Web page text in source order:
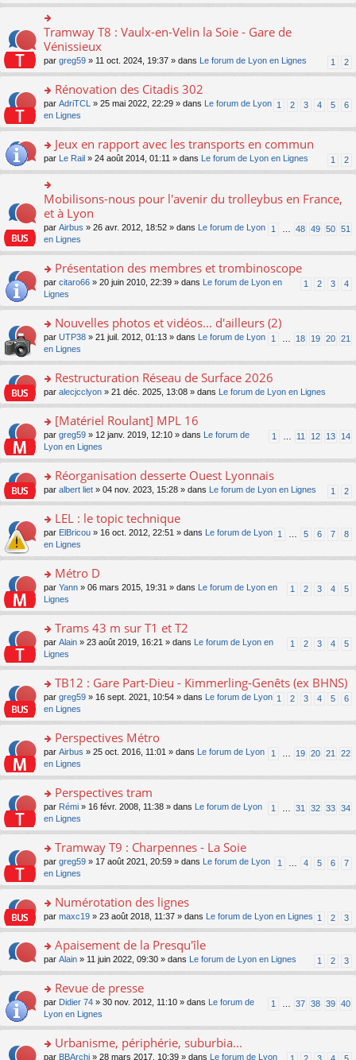
s
ult
er
le
m
e
s
s
g
o
n
lu
le
pl
u
s
ré
c
e
nt
o
n
ult
er
le
m
e
s
a
g
e
n
o
n
le
u
s
ré
c
e
Tramway T8 : Vaulx-en-Velin la Soie - Gare de
Vénissieux
1 2
par greg59 » 11 oct. 2024, 19:37 » dans Le forum de Lyon en Lignes
o
n
s
er
le
m
e
s
s
g
o
n
lu
le
u
s
ré
c
e
nt
Rénovation des Citadis 302
1 2 3 4 5 6
par AdriTCL » 25 mai 2022, 22:29 » dans
Le forum de Lyon
en Lignes
o
n
s
ult
er
le
m
e
s
s
g
o
n
lu
le
u
s
ré
c
e
nt
Jeux en rapport avec les transports en commun
1 2
par Le Rail » 24 août 2014, 01:11 » dans Le forum de Lyon en Lignes
o
n
ult
le
m
e
s
s
g
e
n
o
n
lu
u
s
ré
c
e
Mobilisons-nous pour l'avenir du trolleybus en France,
et à Lyon
1 48 49 50 51
par Airbus » 26 avr. 2012, 18:52 » dans
Le forum de Lyon
en Lignes
o
s
er
le
m
e
s
s
e
n
o
n
lu
pl
s
ré
c
e
Présentation des membres et trombinoscope
1 2 3 4
par citaro66 » 20 juin 2010, 22:39 » dans
Le forum de Lyon en
Lignes
o
n
s
er
le
m
e
s
s
e
n
o
n
le
s
ré
e
Nouvelles photos et vidéos... d'ailleurs (2)
1 18 19 20 21
par UTP38 » 21 juil. 2012, 01:13 » dans
Le forum de Lyon
en Lignes
o
n
ult
er
le
m
e
s
g
e
n
o
n
le
s
ré
e
Restructuration Réseau de Surface 2026
par alecjcclyon » 21 déc. 2025, 13:08 » dans Le forum de Lyon en Lignes
o
s
er
le
m
e
s
s
e
n
o
n
lu
pl
ré
c
e
nt
[Matériel Roulant] MPL 16
1 11 12 13 14
par greg59 » 12 janv. 2019, 12:10 » dans
Le forum de
Lyon en Lignes
o
n
ult
er
le
m
e
s
s
e
n
o
n
lu
pl
ré
c
e
nt
Réorganisation desserte Ouest Lyonnais
1 2
par albert liet » 04 nov. 2023, 15:28 » dans Le forum de Lyon en Lignes
o
n
s
er
le
m
e
s
s
a
n
o
n
lu
le
u
c
e
nt
LEL : le topic technique
1 5 6 7 8
par ElBricou » 16 oct. 2012, 22:51 » dans
Le forum de Lyon
en Lignes
o
s
er
le
m
e
s
s
a
n
o
n
lu
le
u
c
e
nt
Métro D
1 2 3 4 5
par Yann » 06 mars 2015, 19:31 » dans
Le forum de Lyon en
Lignes
o
s
er
le
m
e
s
s
a
n
o
n
lu
le
u
c
e
nt
Trams 43 m sur T1 et T2
1 2 3 4 5
par Alain » 23 août 2019, 16:21 » dans
Le forum de Lyon en
Lignes
o
n
s
er
le
m
e
s
s
a
n
o
n
lu
le
u
ré
c
e
TB12 : Gare Part-Dieu - Kimmerling-Genêts (ex BHNS)
1 2 3 4 5 6
par greg59 » 16 sept. 2021, 10:54 » dans
Le forum de Lyon
en Lignes
o
n
s
er
le
m
e
s
s
a
n
o
n
lu
pl
s
ré
e
Perspectives Métro
1 19 20 21 22
par Airbus » 25 oct. 2016, 11:01 » dans
Le forum de Lyon
en Lignes
o
n
s
er
le
m
e
s
s
e
n
o
n
le
pl
s
ré
Perspectives tram
1 31 32 33 34
par Rémi » 16 févr. 2008, 11:38 » dans
Le forum de Lyon
en Lignes
o
n
s
er
le
m
e
s
g
e
n
o
n
Tramway T9 : Charpennes - La Soie
1 4 5 6 7
par greg59 » 17 août 2021, 20:59 » dans
Le forum de Lyon
en Lignes
o
n
ult
er
le
m
e
s
g
Numérotation des lignes
1 2 3
par maxc19 » 23 août 2018, 11:37 » dans Le forum de Lyon en Lignes
o
n
ult
er
le
m
e
s
Apaisement de la Presqu'île
1 2 3
par Alain » 11 juin 2022, 09:30 » dans Le forum de Lyon en Lignes
o
s
er
Revue de presse
1 37 38 39 40
par Didier 74 » 30 nov. 2012, 11:10 » dans
Le forum de
Lyon en Lignes
o
Urbanisme, périphérie, suburbia...
par BBArchi » 28 mars 2017, 10:39 » dans
Le forum de Lyon